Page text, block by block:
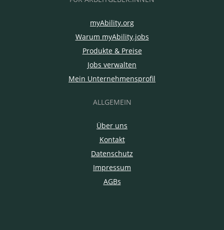
myAbility.org
Warum myAbility.jobs
Produkte & Preise
Jobs verwalten
Mein Unternehmensprofil
ALLGEMEIN
Über uns
Kontakt
Datenschutz
Impressum
AGBs